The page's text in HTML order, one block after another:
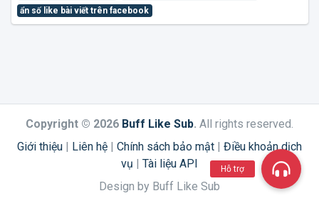
ẩn số like bài viết trên facebook
Copyright © 2026 Buff Like Sub. All rights reserved.
Giới thiệu | Liên hệ | Chính sách bảo mật | Điều khoản dịch
vụ | Tài liệu API
Design by Buff Like Sub
Hỗ trợ